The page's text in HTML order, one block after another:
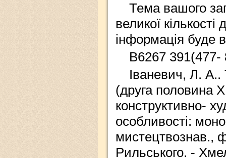
Тема вашого
великої
інформація буде
В6267 391(477-
Іваневич, Л. А..
(друга половина
конструктивно-
особливості:
мистецтвознав.,
Рильського. -